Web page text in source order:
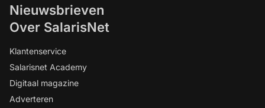
Nieuwsbrieven
Over SalarisNet
Klantenservice
Salarisnet Academy
Digitaal magazine
Adverteren